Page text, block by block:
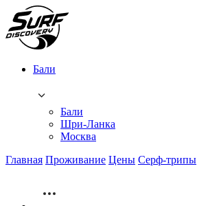
Бали
Бали
Шри-Ланка
Москва
Главная Проживание Цены Серф-трипы